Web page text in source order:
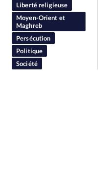
Liberté religieuse
Moyen-Orient et
Maghreb
Persécution
Politique
Société